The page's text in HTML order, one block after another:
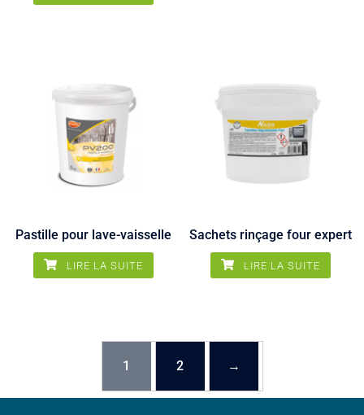
Pastille pour lave-vaisselle
LIRE LA SUITE
Sachets rinçage four expert
LIRE LA SUITE
1 2 →